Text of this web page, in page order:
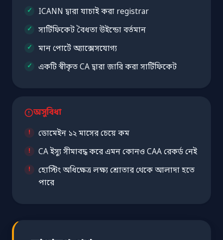
ICANN দ্বারা যাচাই করা registrar
সার্টিফিকেট বৈধতা উইন্ডো বর্তমান
মান পোর্টে অ্যাক্সেসযোগ্য
একটি স্বীকৃত CA দ্বারা জারি করা সার্টিফিকেট
অসুবিধা
ডোমেইন ১২ মাসের চেয়ে কম
CA ইস্যু সীমাবদ্ধ করে এমন কোনও CAA রেকর্ড নেই
হোস্টিং অধিক্ষেত্র লক্ষ্য শ্রোতার থেকে আলাদা হতে
পারে